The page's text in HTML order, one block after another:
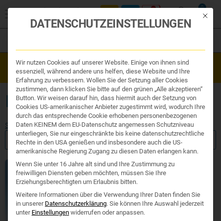
0
Organe & Organ Uhr
Traditionelle Medizin
Nahrungsergänzung
Kosmetik und Hygiene
Ihr Apotheker
Westend Online-Shop: Sicher, schnell und 24/7 für Sie da!
Gratisversand ab €50
IMMUNFUNKTION
Start/ Produkte verschlagwortet mit „Immunfunktion“
FILTER ANZEIGEN
Mit
DATENSCHUTZEINSTELLUNGEN
Wir nutzen Cookies auf unserer Website. Einige von ihnen sind
essenziell, während andere uns helfen, diese Website und Ihre
Erfahrung zu verbessern. Wollen Sie der Setzung aller Cookies
zustimmen, dann klicken Sie bitte auf den grünen „Alle akzeptieren“
Button. Wir weisen darauf hin, dass hiermit auch der Setzung von
Cookies US-amerikanischer Anbieter zugestimmt wird, wodurch Ihre
durch das entsprechende Cookie erhobenen personenbezogenen
Daten KEINEM dem EU-Datenschutz angemessen Schutzniveau
unterliegen, Sie nur eingeschränkte bis keine datenschutzrechtliche
Rechte in den USA genießen und insbesondere auch die US-
amerikanische Regierung Zugang zu diesen Daten erlangen kann.
Wenn Sie unter 16 Jahre alt sind und Ihre Zustimmung zu
freiwilligen Diensten geben möchten, müssen Sie Ihre
Erziehungsberechtigten um Erlaubnis bitten.
Weitere Informationen über die Verwendung Ihrer Daten finden Sie
in unserer Datenschutzerklärung. Sie können Ihre Auswahl jederzeit
unter Einstellungen widerrufen oder anpassen.